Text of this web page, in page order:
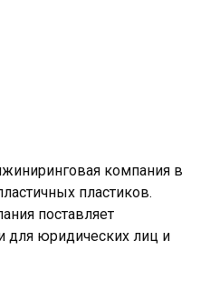
компания в
пластиков.
поставляет
для юридических лиц и